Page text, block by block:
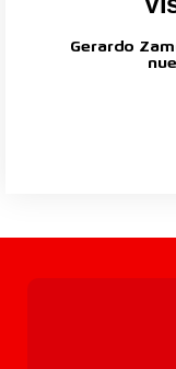
Gerardo